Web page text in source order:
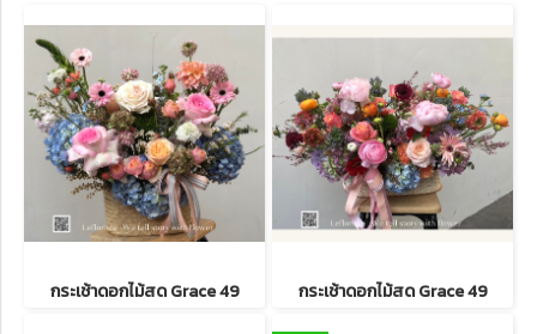
กระเช้าดอกไม้สด Grace 49 กระเช้าดอกไม้สด Grace 49